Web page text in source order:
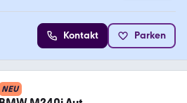
Kontakt Parken
NEU